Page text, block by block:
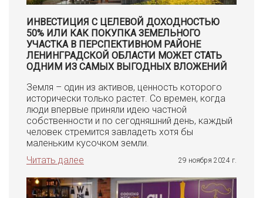
ИНВЕСТИЦИЯ С ЦЕЛЕВОЙ ДОХОДНОСТЬЮ
50% ИЛИ КАК ПОКУПКА ЗЕМЕЛЬНОГО
УЧАСТКА В ПЕРСПЕКТИВНОМ РАЙОНЕ
ЛЕНИНГРАДСКОЙ ОБЛАСТИ МОЖЕТ СТАТЬ
ОДНИМ ИЗ САМЫХ ВЫГОДНЫХ ВЛОЖЕНИЙ
Земля – один из активов, ценность которого
исторически только растет. Со времен, когда
люди впервые приняли идею частной
собственности и по сегодняшний день, каждый
человек стремится завладеть хотя бы
маленьким кусочком земли.
Читать далее
29 ноября 2024 г.